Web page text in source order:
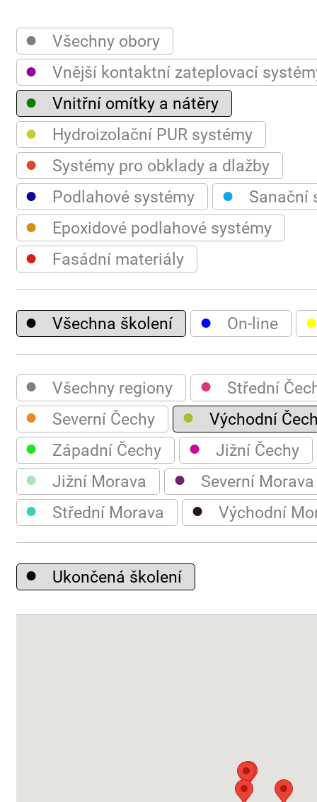
● Všechny obory
● Vnější kontaktní zateplovací
● Vnitřní omítky a nátěry
● Hydroizolační PUR systémy
● Systémy pro obklady a dlažby
● Podlahové systémy ● Sanační
● Epoxidové podlahové systémy
● Fasádní materiály
● Všechna školení ● On-line ●
● Všechny regiony ● Střední
● Severní Čechy ● Východní
● Západní Čechy ● Jižní Čechy
● Jižní Morava ● Severní Morava
● Střední Morava ● Východní
● Ukončená školení